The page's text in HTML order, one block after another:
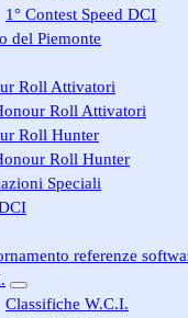
1° Contest Speed DCI
del Piemonte
Roll Attivatori
Roll Attivatori
Roll Hunter
Roll Hunter
Speciali
referenze
Classifiche W.C.I.